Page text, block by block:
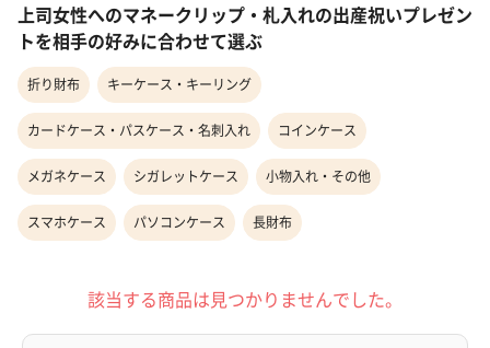
上司女性へのマネークリップ・札入れの出産祝いプレゼン
トを相手の好みに合わせて選ぶ
折り財布 キーケース・キーリング
カードケース・パスケース・名刺入れ コインケース
メガネケース シガレットケース 小物入れ・その他
スマホケース パソコンケース 長財布
該当する商品は見つかりませんでした。